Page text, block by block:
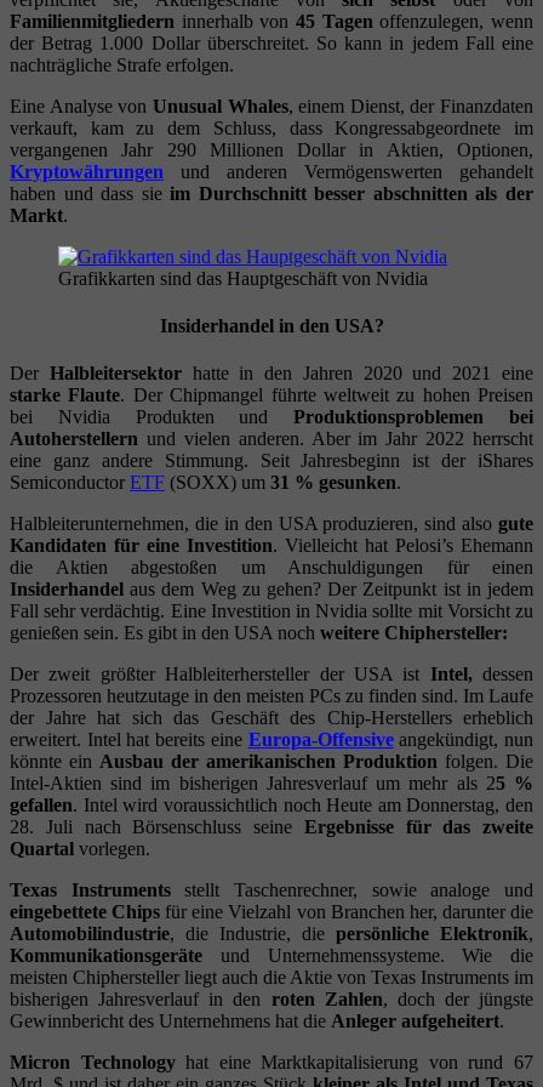
Familienmitgliedern innerhalb von 45 Tagen offenzulegen, wenn
der Betrag 1.000 Dollar überschreitet. So kann in jedem Fall eine
nachträgliche Strafe erfolgen.
Eine Analyse von Unusual Whales, einem Dienst, der Finanzdaten
verkauft, kam zu dem Schluss, dass Kongressabgeordnete im
vergangenen Jahr 290 Millionen Dollar in Aktien, Optionen,
Kryptowährungen und anderen Vermögenswerten gehandelt
haben und dass sieim Durchschnitt besser abschnitten als der
Markt.
Grafikkarten sind das Hauptgeschäft von Nvidia
Insiderhandel in den USA?
Der Halbleitersektorhatte in den Jahren 2020 und 2021 eine
starke Flaute. Der Chipmangel führte weltweit zu hohen Preisen
bei Nvidia Produkten undProduktionsproblemen bei
Autoherstellern und vielen anderen. Aber im Jahr 2022 herrscht
eine ganz andere Stimmung. Seit Jahresbeginn ist der iShares
Semiconductor ETF (SOXX) um 31 % gesunken.
Halbleiterunternehmen, die in den USA produzieren, sind also gute
Kandidaten für eine Investition. Vielleicht hat Pelosi’s Ehemann
die Aktien abgestoßen um Anschuldigungen für einen
Insiderhandel aus dem Weg zu gehen? Der Zeitpunkt ist in jedem
Fall sehr verdächtig. Eine Investition in Nvidia sollte mit Vorsicht zu
genießen sein. Es gibt in den USA noch weitere Chiphersteller:
Der zweit größter Halbleiterhersteller der USA ist Intel,dessen
Prozessoren heutzutage in den meisten PCs zu finden sind. Im Laufe
der Jahre hat sich das Geschäft des Chip-Herstellers erheblich
erweitert. Intel hat bereits eine Europa-Offensiveangekündigt, nun
könnte ein Ausbau der amerikanischen Produktion folgen. Die
Intel-Aktien sind im bisherigen Jahresverlauf um mehr als 25 %
gefallen. Intel wird voraussichtlich noch Heute am Donnerstag, den
28. Juli nach Börsenschluss seine Ergebnisse für das zweite
Quartal vorlegen.
Texas Instrumentsstellt Taschenrechner, sowie analoge und
eingebettete Chips für eine Vielzahl von Branchen her, darunter die
Automobilindustrie, die Industrie, die persönliche Elektronik,
Kommunikationsgeräte und Unternehmenssysteme. Wie die
meisten Chiphersteller liegt auch die Aktie von Texas Instruments im
bisherigen Jahresverlauf in den roten Zahlen, doch der jüngste
Gewinnbericht des Unternehmens hat die Anleger aufgeheitert.
Micron Technologyhat eine Marktkapitalisierung von rund 67